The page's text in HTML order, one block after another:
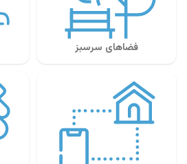
فضاهای سرسبز